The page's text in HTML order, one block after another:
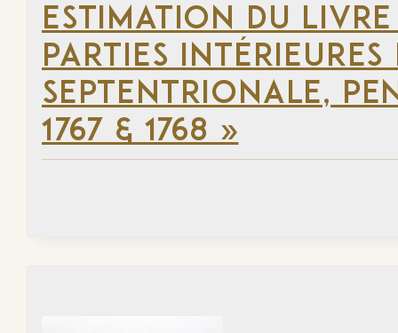
ESTIMATION DU
PARTIES
SEPTENTRIONALE,
1767 & 1768 »